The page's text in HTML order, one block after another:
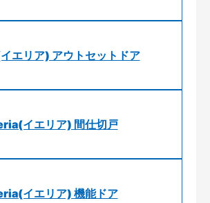
エリア) アウトセットドア
イエリア) 間仕切戸
イエリア) 機能ドア